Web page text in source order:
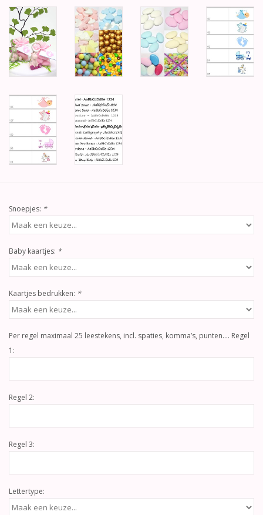
Snoepjes: *
Baby kaartjes: *
Kaartjes bedrukken: *
Per regel maximaal 25 leestekens, incl. spaties, komma’s, punten…. Regel
1:
Regel 2:
Regel 3:
Lettertype: